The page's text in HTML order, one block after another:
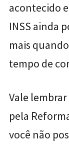
acontecido
INSS ainda
mais
tempo de
Vale
pela
você não